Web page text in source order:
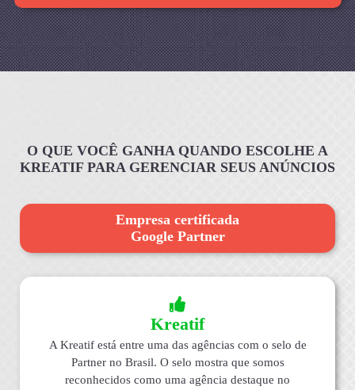
O QUE VOCÊ GANHA QUANDO ESCOLHE A
KREATIF PARA GERENCIAR SEUS ANÚNCIOS
Empresa certificada
Google Partner
Kreatif
A Kreatif está entre uma das agências com o selo de
Partner no Brasil. O selo mostra que somos
reconhecidos como uma agência destaque no